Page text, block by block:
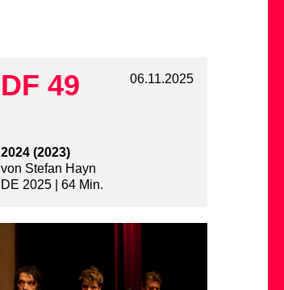
DF 49 06.11.2025
2024 (2023)
von Stefan Hayn
DE 2025 | 64 Min.